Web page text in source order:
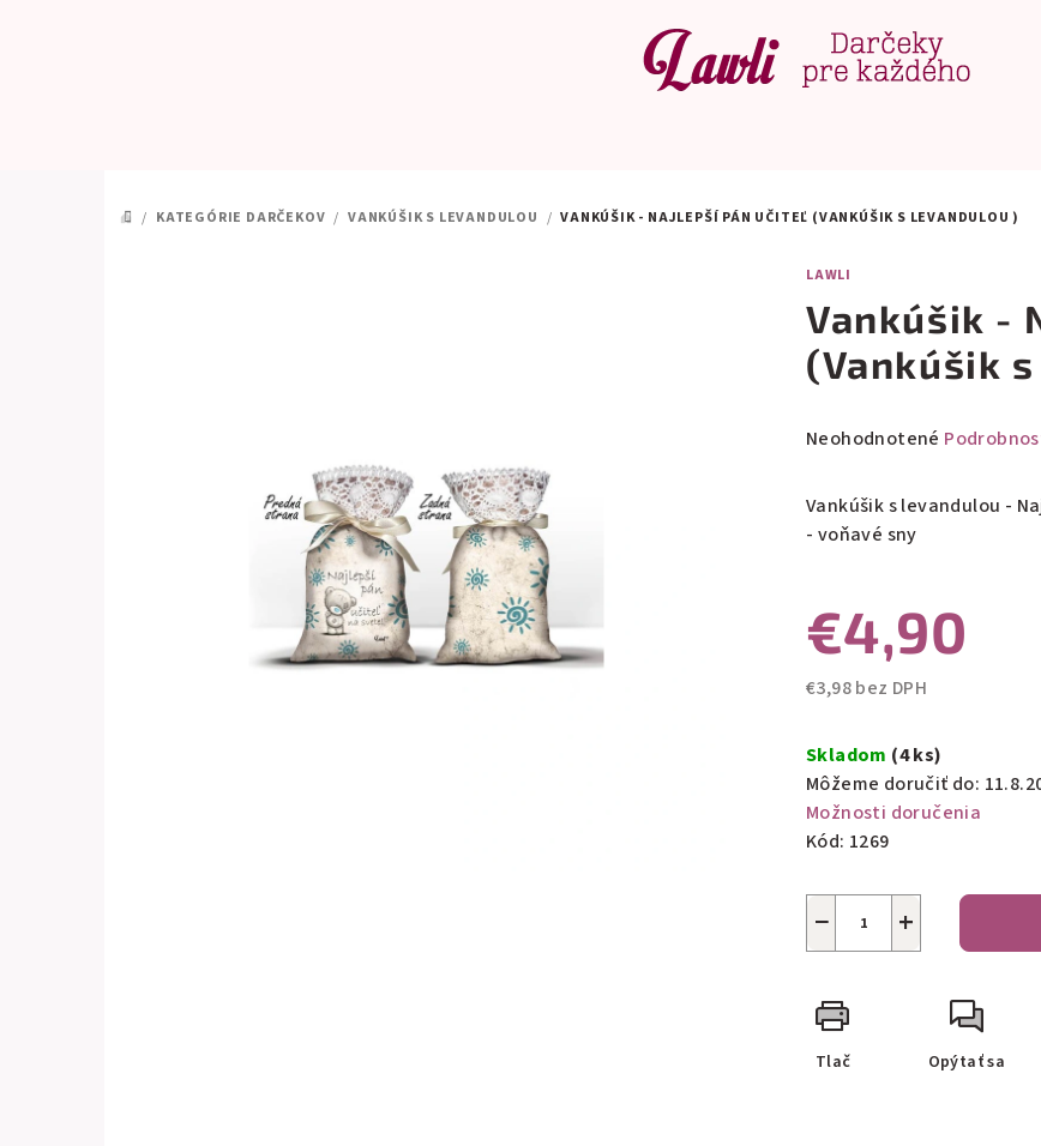
DOMOV
/ KATEGÓRIE DARČEKOV / VANKÚŠIK S LEVANDULOU / VANKÚŠIK - NAJLEPŠÍ PÁN UČITEĽ (VANKÚŠIK S LEVANDULOU )
LAWLI
Vankúšik -
(Vankúšik
Priemerné
produktu
hviezdičiek.
Neohodnotené
Vankúšik s levandulou -
- voňavé sny
€4,90
€3,98 bez DPH
cena:
Skladom (4 ks)
Môžeme doručiť do:
Možnosti doručenia
Kód: 1269
+
−
Tlač Opýtať sa